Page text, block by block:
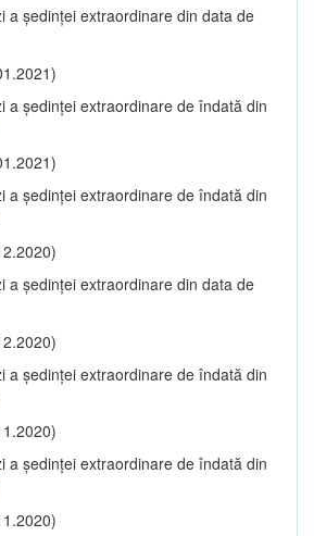
a şedinţei extraordinare din data de
a şedinţei extraordinare de îndată din
a şedinţei extraordinare de îndată din
a şedinţei extraordinare din data de
a şedinţei extraordinare de îndată din
a şedinţei extraordinare de îndată din